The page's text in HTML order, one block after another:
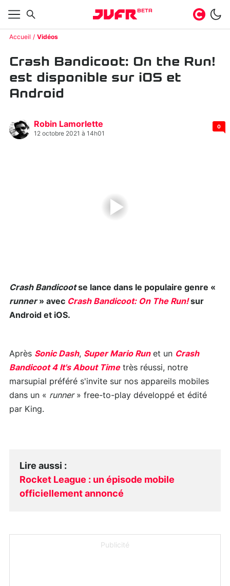
BETA
Accueil Vidéos
Crash Bandicoot: On the Run!
est disponible sur iOS et
Android
Robin Lamorlette
12 octobre 2021 à 14h01
0
Crash Bandicootse lance dans le populaire genre «
runner» avec Crash Bandicoot: On The Run!sur
Android et iOS.
Après Sonic Dash, Super Mario Runet un Crash
Bandicoot 4 It's About Timetrès réussi, notre
marsupial préféré s'invite sur nos appareils mobiles
dans un « runner» free-to-play développé et édité
par King.
Lire aussi :
Rocket League : un épisode mobile
officiellement annoncé
Publicité